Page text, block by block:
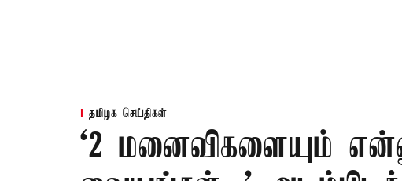
தமிழக செய்திகள்
‘2 மனைவிகளையும்